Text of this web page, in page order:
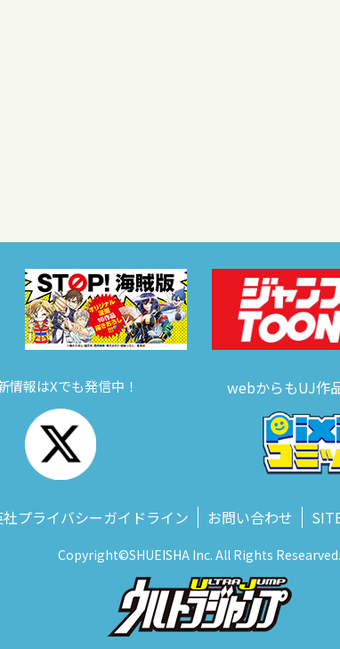
情報はXでも発信中！ webからもUJ作
プライバシーガイドライン お問い合わせ
Copyright©SHUEISHA Inc. All Rights Researved.